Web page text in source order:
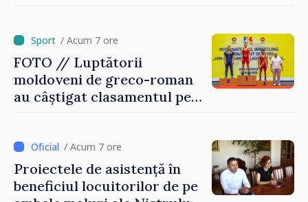
scumpă, în special în orele
de vârf”
/ Acum 7 ore
FOTO // Luptătorii
moldoveni de greco-roman
au câștigat clasamentul pe
/ Acum 7 ore
Proiectele de asistență în
beneficiul locuitorilor de pe